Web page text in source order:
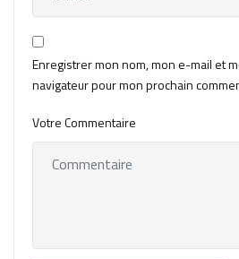
Enregistrer mon nom, mon e-mail et
navigateur pour mon prochain
Votre Commentaire